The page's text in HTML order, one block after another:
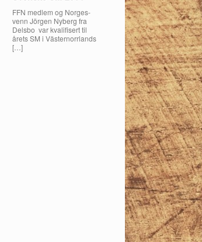
FFN medlem og Norges-
venn Jörgen Nyberg fra
Delsbo var kvalifisert til
årets SM i Västernorrlands
[…]